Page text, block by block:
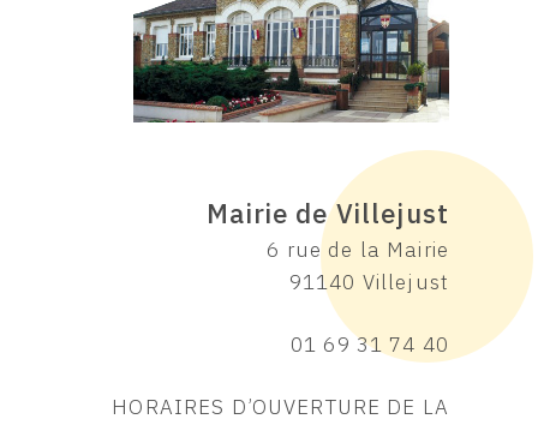
Mairie de Villejust
6 rue de la Mairie
91140 Villejust
01 69 31 74 40
HORAIRES D’OUVERTURE DE LA